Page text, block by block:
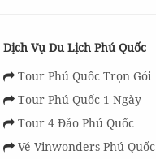
Dịch Vụ Du Lịch Phú Quốc
Tour Phú Quốc Trọn Gói
Tour Phú Quốc 1 Ngày
Tour 4 Đảo Phú Quốc
Vé Vinwonders Phú Quốc